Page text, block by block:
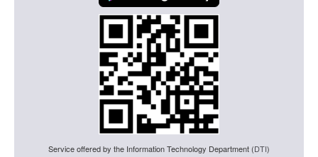
Service offered by the Information Technology Department (DTI)